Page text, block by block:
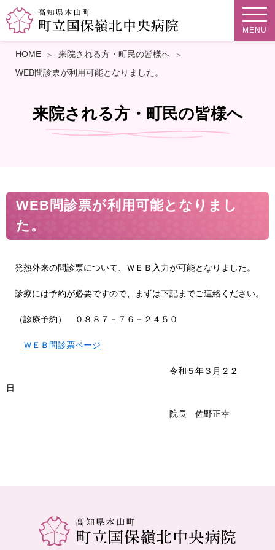
MENU
HOME
来院される方・町民の皆様へ
WEB問診票が利用可能となりました。
来院される方・町民の皆様へ
WEB問診票が利用可能となりまし
た。
発熱外来の問診票について、ＷＥＢ入力が可能となりました。
診療には予約が必要ですので、まずは下記までご連絡ください。
（診療予約） ０８８７－７６－２４５０
ＷＥＢ問診票ページ
令和５年３月２２
日
院長 佐野正幸